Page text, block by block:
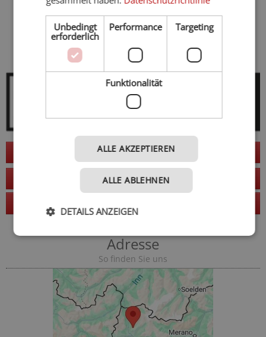
Sommer
Herbst
Skihotels
Jetzt anfragen
zur Website
Adresse
So finden Sie uns
Unbedingt
erforderlich
Performance Targeting
Funktionalität
ALLE AKZEPTIEREN
ALLE ABLEHNEN
DETAILS ANZEIGEN